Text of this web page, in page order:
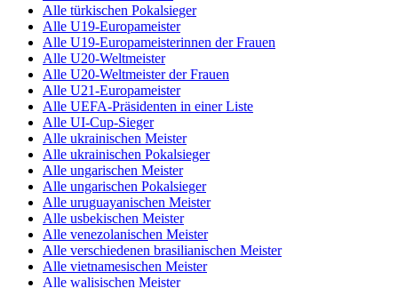
Alle türkischen Pokalsieger
Alle U19-Europameister
Alle U19-Europameisterinnen der Frauen
Alle U20-Weltmeister
Alle U20-Weltmeister der Frauen
Alle U21-Europameister
Alle UEFA-Präsidenten in einer Liste
Alle UI-Cup-Sieger
Alle ukrainischen Meister
Alle ukrainischen Pokalsieger
Alle ungarischen Meister
Alle ungarischen Pokalsieger
Alle uruguayanischen Meister
Alle usbekischen Meister
Alle venezolanischen Meister
Alle verschiedenen brasilianischen Meister
Alle vietnamesischen Meister
Alle walisischen Meister